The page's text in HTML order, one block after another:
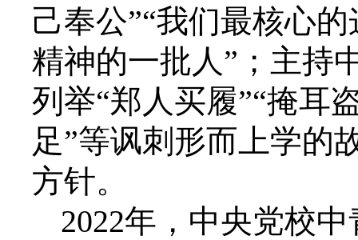
己奉公”“我们最核心
精神的一批人”；主持
列举“郑人买履”“掩耳
足”等讽刺形而上学的
方针。
2022年，中央党校